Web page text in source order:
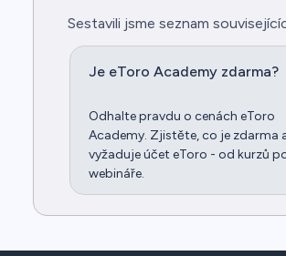
Sestavili jsme seznam
Je eToro Academy zdarma?
Odhalte pravdu o cenách eToro
Academy. Zjistěte, co je zdarma
vyžaduje účet eToro - od kurzů
webináře.